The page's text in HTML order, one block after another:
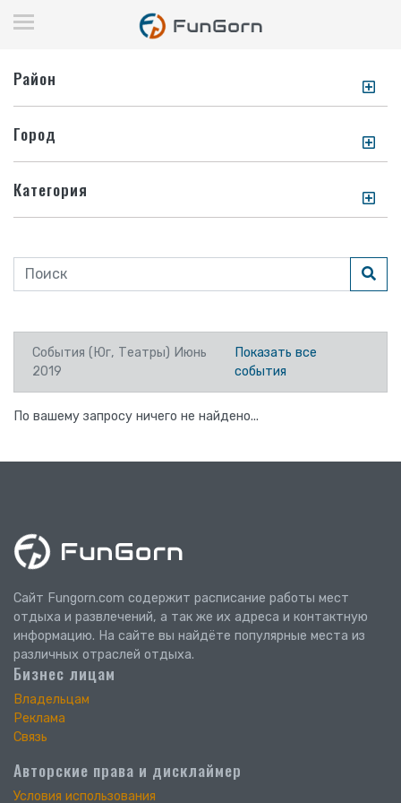
Район
Город
Категория
События (Юг, Театры) Июнь
2019
Показать все
события
По вашему запросу ничего не найдено...
Сайт Fungorn.com содержит расписание работы мест
отдыха и развлечений, а так же их адреса и контактную
информацию. На сайте вы найдёте популярные места из
различных отраслей отдыха.
Бизнес лицам
Владельцам
Реклама
Связь
Авторские права и дисклаймер
Условия использования